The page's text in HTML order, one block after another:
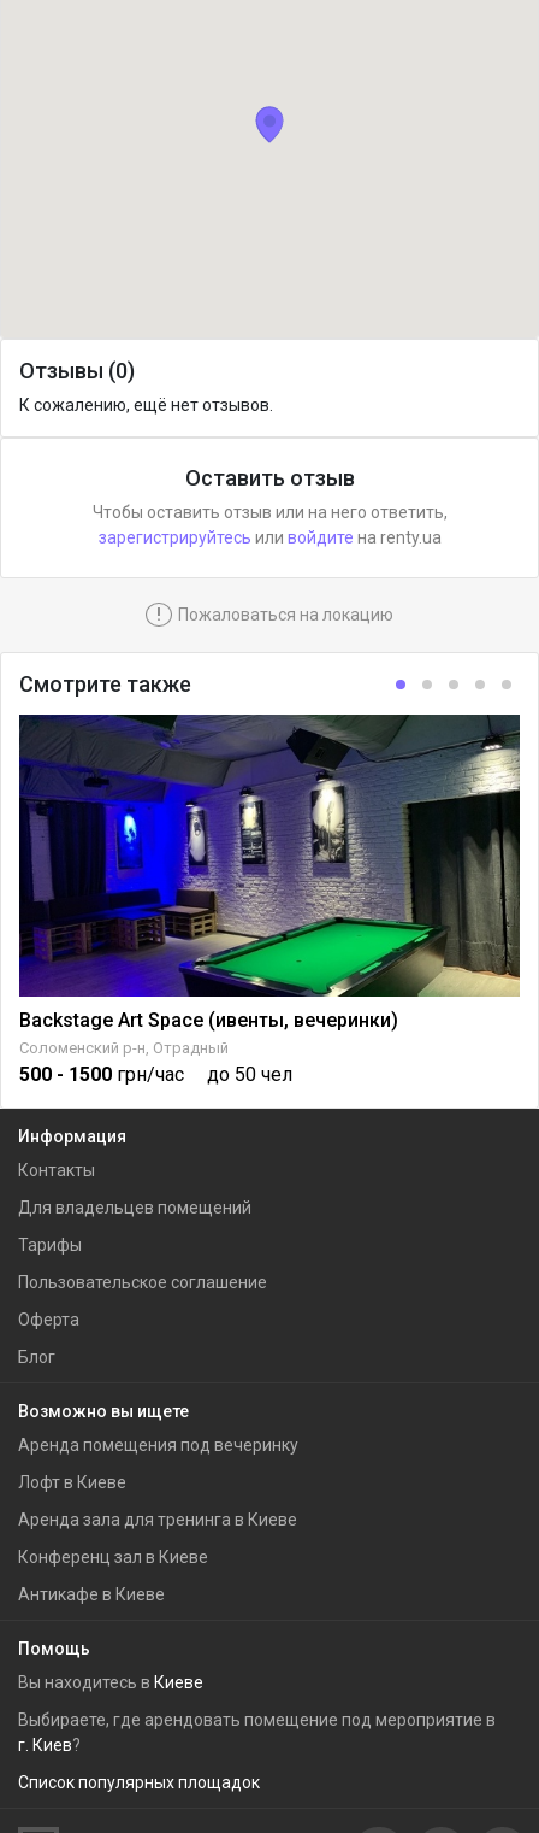
Отзывы (0)
К сожалению, ещё нет отзывов.
Оставить отзыв
Чтобы оставить отзыв или на него ответить,
зарегистрируйтесь или войдите на renty.ua
! Пожаловаться на локацию
Смотрите также
Backstage Art Space (ивенты, вечеринки)
Соломенский р-н, Отрадный
500 - 1500 грн/час до 50 чел
Информация
Контакты
Для владельцев помещений
Тарифы
Пользовательское соглашение
Оферта
Блог
Возможно вы ищете
Аренда помещения под вечеринку
Лофт в Киеве
Аренда зала для тренинга в Киеве
Конференц зал в Киеве
Антикафе в Киеве
Помощь
Вы находитесь в Киеве
Выбираете, где арендовать помещение под мероприятие в
г. Киев?
Список популярных площадок